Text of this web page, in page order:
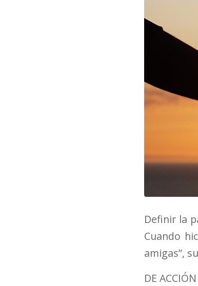
Definir la
Cuando
amigas”,
DE ACCIÓN